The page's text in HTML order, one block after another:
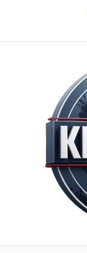
springen